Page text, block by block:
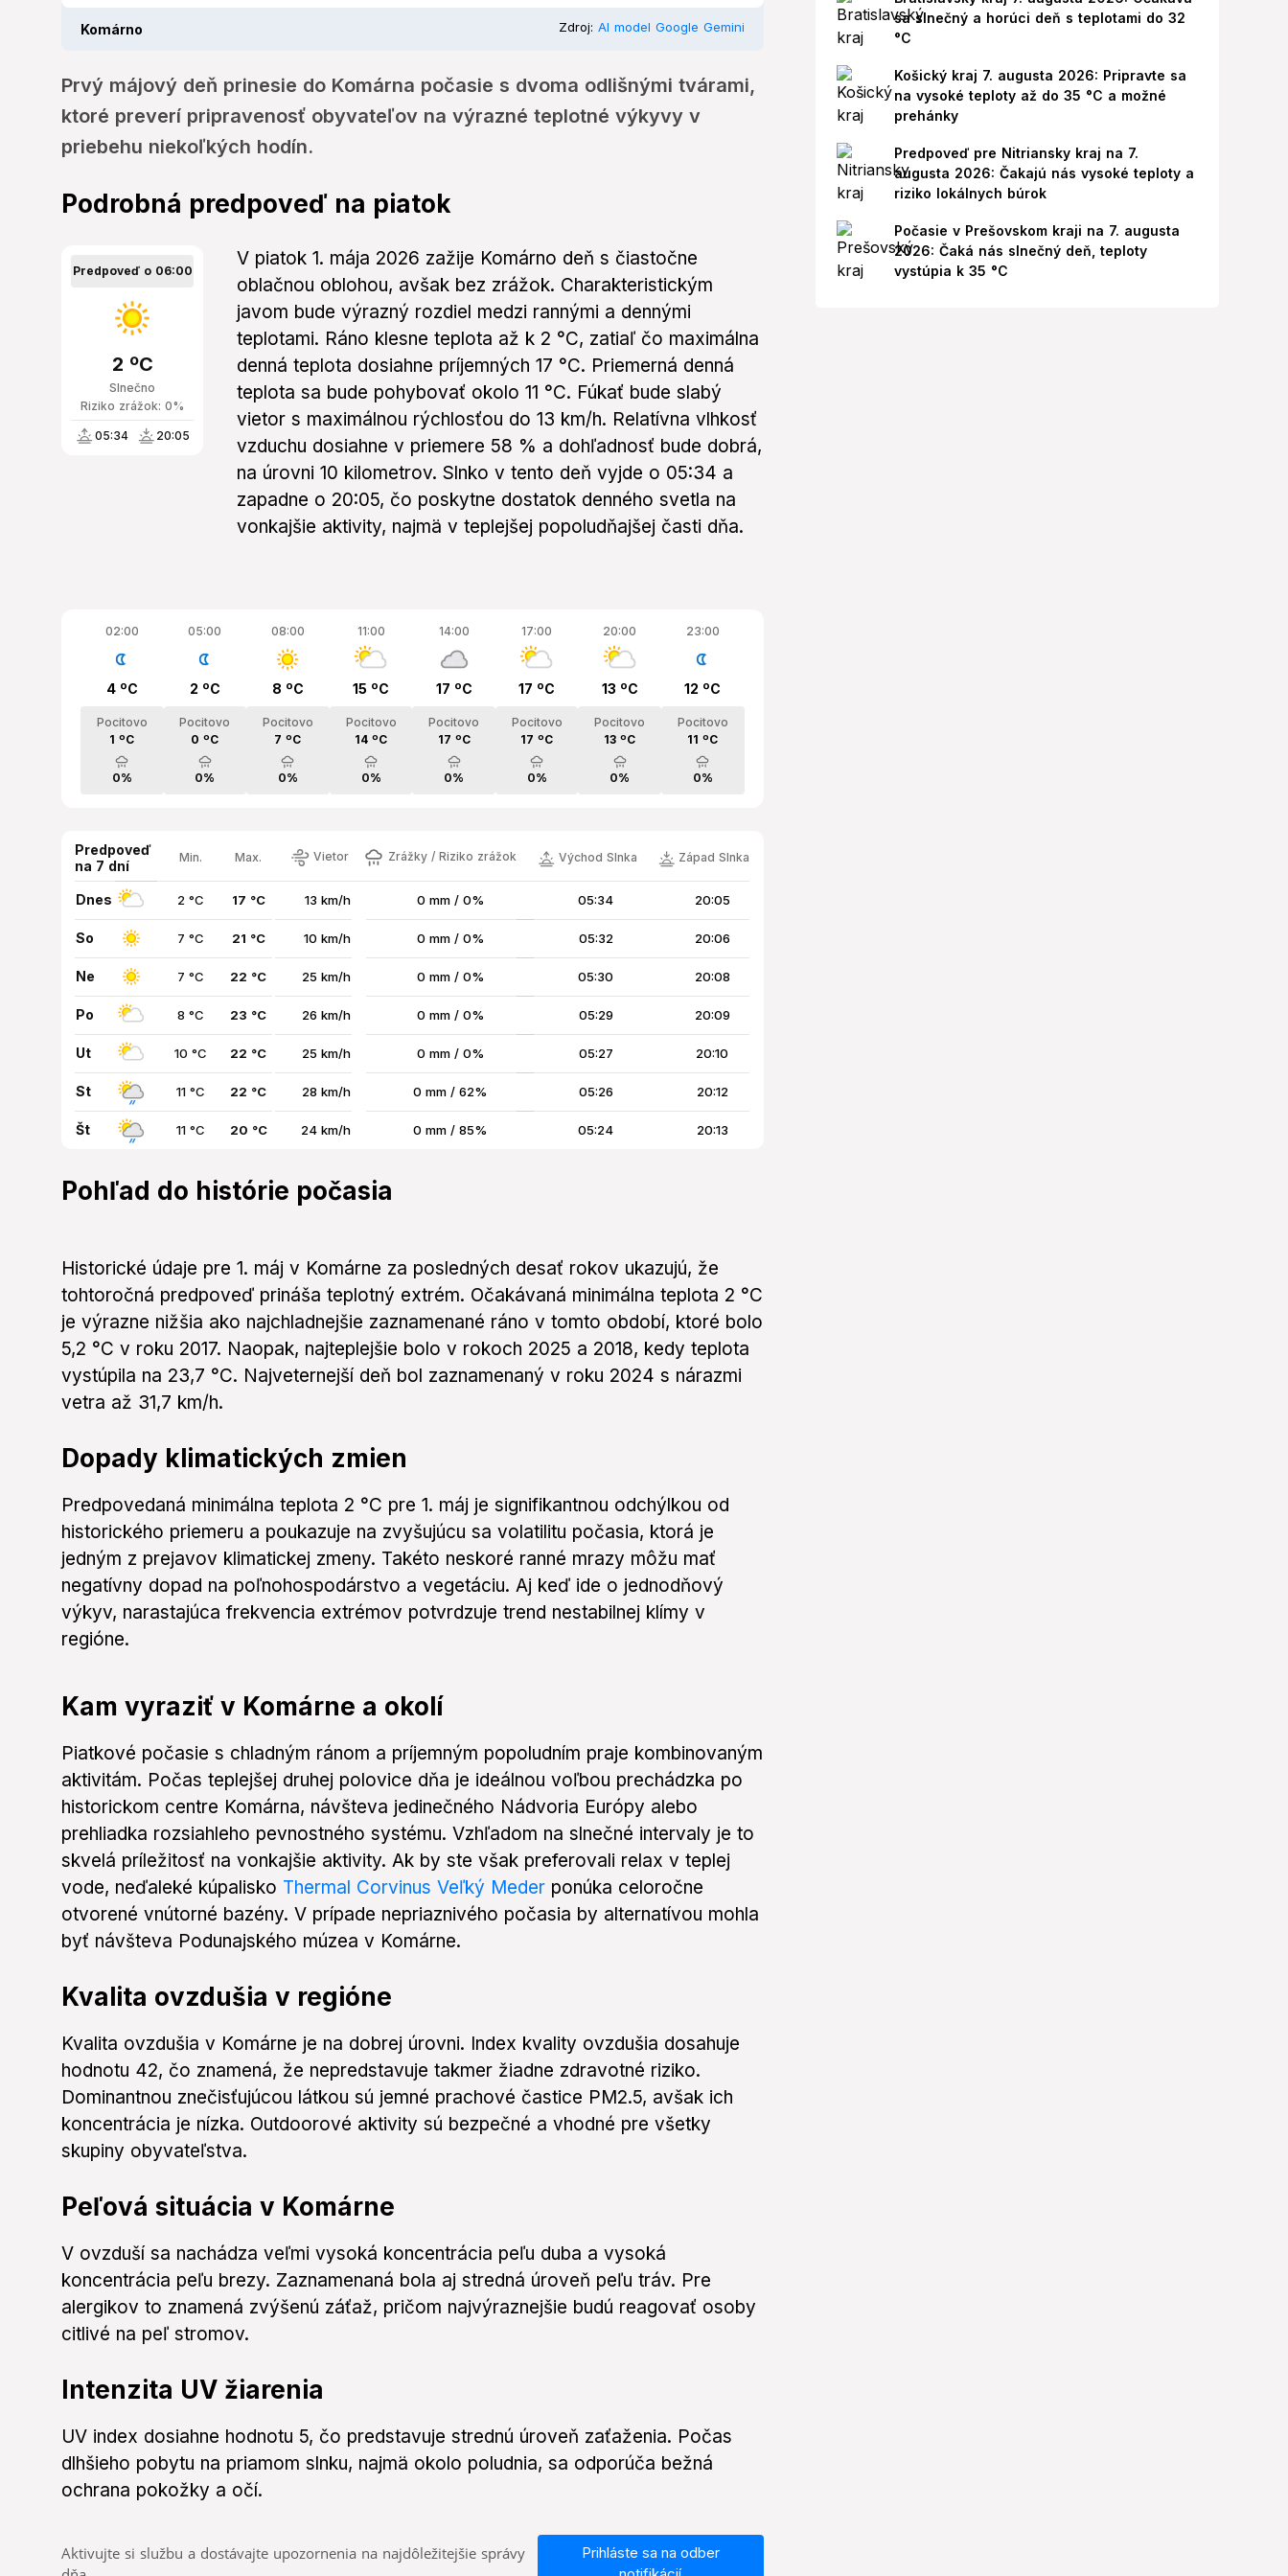
Komárno Zdroj: AI model Google Gemini
Prvý májový deň prinesie do Komárna počasie s dvoma odlišnými tvárami,
ktoré preverí pripravenosť obyvateľov na výrazné teplotné výkyvy v
priebehu niekoľkých hodín.
Podrobná predpoveď na piatok
Predpoveď o 06:00
Slnečno
2 ºC
Riziko zrážok: 0%
05:34 20:05
V piatok 1. mája 2026 zažije Komárno deň s čiastočne
oblačnou oblohou, avšak bez zrážok. Charakteristickým
javom bude výrazný rozdiel medzi rannými a dennými
teplotami. Ráno klesne teplota až k 2 °C, zatiaľ čo maximálna
denná teplota dosiahne príjemných 17 °C. Priemerná denná
teplota sa bude pohybovať okolo 11 °C. Fúkať bude slabý
vietor s maximálnou rýchlosťou do 13 km/h. Relatívna vlhkosť
vzduchu dosiahne v priemere 58 % a dohľadnosť bude dobrá,
na úrovni 10 kilometrov. Slnko v tento deň vyjde o 05:34 a
zapadne o 20:05, čo poskytne dostatok denného svetla na
vonkajšie aktivity, najmä v teplejšej popoludňajšej časti dňa.
02:00
4 ºC
Pocitovo
1 ºC
0%
05:00
2 ºC
Pocitovo
0 ºC
0%
08:00
8 ºC
Pocitovo
7 ºC
0%
11:00
15 ºC
Pocitovo
14 ºC
0%
14:00
17 ºC
Pocitovo
17 ºC
0%
17:00
17 ºC
Pocitovo
17 ºC
0%
20:00
13 ºC
Pocitovo
13 ºC
0%
23:00
12 ºC
Pocitovo
11 ºC
0%
Predpoveď
na 7 dní
Min. Max. Vietor Zrážky / Riziko zrážok Východ Slnka Západ Slnka
Dnes 2 °C 17 °C 13 km/h 0 mm / 0% 05:34 20:05
So 7 °C 21 °C 10 km/h 0 mm / 0% 05:32 20:06
Ne 7 °C 22 °C 25 km/h 0 mm / 0% 05:30 20:08
Po 8 °C 23 °C 26 km/h 0 mm / 0% 05:29 20:09
Ut 10 °C 22 °C 25 km/h 0 mm / 0% 05:27 20:10
St 11 °C 22 °C 28 km/h 0 mm / 62% 05:26 20:12
Št 11 °C 20 °C 24 km/h 0 mm / 85% 05:24 20:13
Pohľad do histórie počasia
Historické údaje pre 1. máj v Komárne za posledných desať rokov ukazujú, že
tohtoročná predpoveď prináša teplotný extrém. Očakávaná minimálna teplota 2 °C
je výrazne nižšia ako najchladnejšie zaznamenané ráno v tomto období, ktoré bolo
5,2 °C v roku 2017. Naopak, najteplejšie bolo v rokoch 2025 a 2018, kedy teplota
vystúpila na 23,7 °C. Najveternejší deň bol zaznamenaný v roku 2024 s nárazmi
vetra až 31,7 km/h.
Dopady klimatických zmien
Predpovedaná minimálna teplota 2 °C pre 1. máj je signifikantnou odchýlkou od
historického priemeru a poukazuje na zvyšujúcu sa volatilitu počasia, ktorá je
jedným z prejavov klimatickej zmeny. Takéto neskoré ranné mrazy môžu mať
negatívny dopad na poľnohospodárstvo a vegetáciu. Aj keď ide o jednodňový
výkyv, narastajúca frekvencia extrémov potvrdzuje trend nestabilnej klímy v
regióne.
Kam vyraziť v Komárne a okolí
Piatkové počasie s chladným ránom a príjemným popoludním praje kombinovaným
aktivitám. Počas teplejšej druhej polovice dňa je ideálnou voľbou prechádzka po
historickom centre Komárna, návšteva jedinečného Nádvoria Európy alebo
prehliadka rozsiahleho pevnostného systému. Vzhľadom na slnečné intervaly je to
skvelá príležitosť na vonkajšie aktivity. Ak by ste však preferovali relax v teplej
vode, neďaleké kúpalisko Thermal Corvinus Veľký Meder ponúka celoročne
otvorené vnútorné bazény. V prípade nepriaznivého počasia by alternatívou mohla
byť návšteva Podunajského múzea v Komárne.
Kvalita ovzdušia v regióne
Kvalita ovzdušia v Komárne je na dobrej úrovni. Index kvality ovzdušia dosahuje
hodnotu 42, čo znamená, že nepredstavuje takmer žiadne zdravotné riziko.
Dominantnou znečisťujúcou látkou sú jemné prachové častice PM2.5, avšak ich
koncentrácia je nízka. Outdoorové aktivity sú bezpečné a vhodné pre všetky
skupiny obyvateľstva.
Peľová situácia v Komárne
V ovzduší sa nachádza veľmi vysoká koncentrácia peľu duba a vysoká
koncentrácia peľu brezy. Zaznamenaná bola aj stredná úroveň peľu tráv. Pre
alergikov to znamená zvýšenú záťaž, pričom najvýraznejšie budú reagovať osoby
citlivé na peľ stromov.
Intenzita UV žiarenia
UV index dosiahne hodnotu 5, čo predstavuje strednú úroveň zaťaženia. Počas
dlhšieho pobytu na priamom slnku, najmä okolo poludnia, sa odporúča bežná
ochrana pokožky a očí.
Aktivujte si službu a dostávajte upozornenia na najdôležitejšie správy
Prihláste sa na odber
sa slnečný a horúci deň s teplotami do 32
°C
Košický kraj 7. augusta 2026: Pripravte sa
na vysoké teploty až do 35 °C a možné
prehánky
Predpoveď pre Nitriansky kraj na 7.
augusta 2026: Čakajú nás vysoké teploty a
riziko lokálnych búrok
Počasie v Prešovskom kraji na 7. augusta
2026: Čaká nás slnečný deň, teploty
vystúpia k 35 °C